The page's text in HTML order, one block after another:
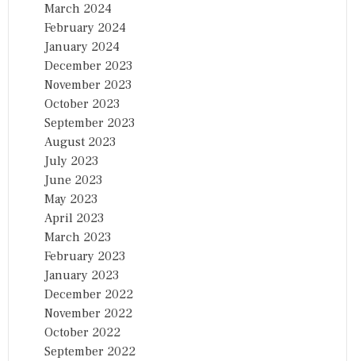
March 2024
February 2024
January 2024
December 2023
November 2023
October 2023
September 2023
August 2023
July 2023
June 2023
May 2023
April 2023
March 2023
February 2023
January 2023
December 2022
November 2022
October 2022
September 2022